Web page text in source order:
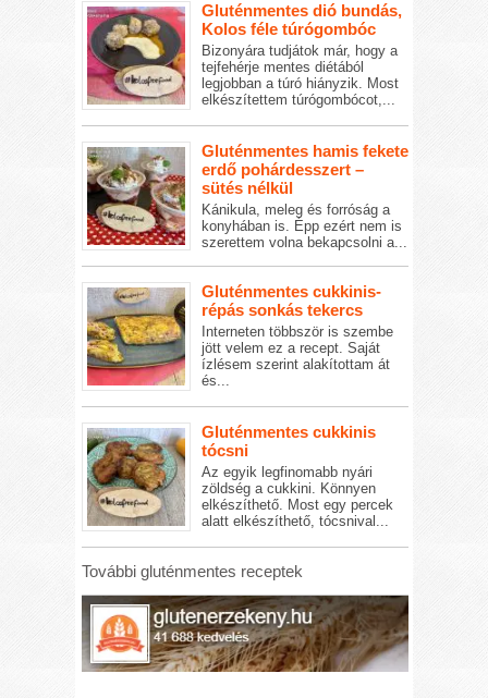
Gluténmentes dió bundás,
Kolos féle túrógombóc
Bizonyára tudjátok már, hogy a
tejfehérje mentes diétából
legjobban a túró hiányzik. Most
elkészítettem túrógombócot,...
Gluténmentes hamis fekete
erdő pohárdesszert –
sütés nélkül
Kánikula, meleg és forróság a
konyhában is. Épp ezért nem is
szerettem volna bekapcsolni a...
Gluténmentes cukkinis-
répás sonkás tekercs
Interneten többször is szembe
jött velem ez a recept. Saját
ízlésem szerint alakítottam át
és...
Gluténmentes cukkinis
tócsni
Az egyik legfinomabb nyári
zöldség a cukkini. Könnyen
elkészíthető. Most egy percek
alatt elkészíthető, tócsnival...
További gluténmentes receptek